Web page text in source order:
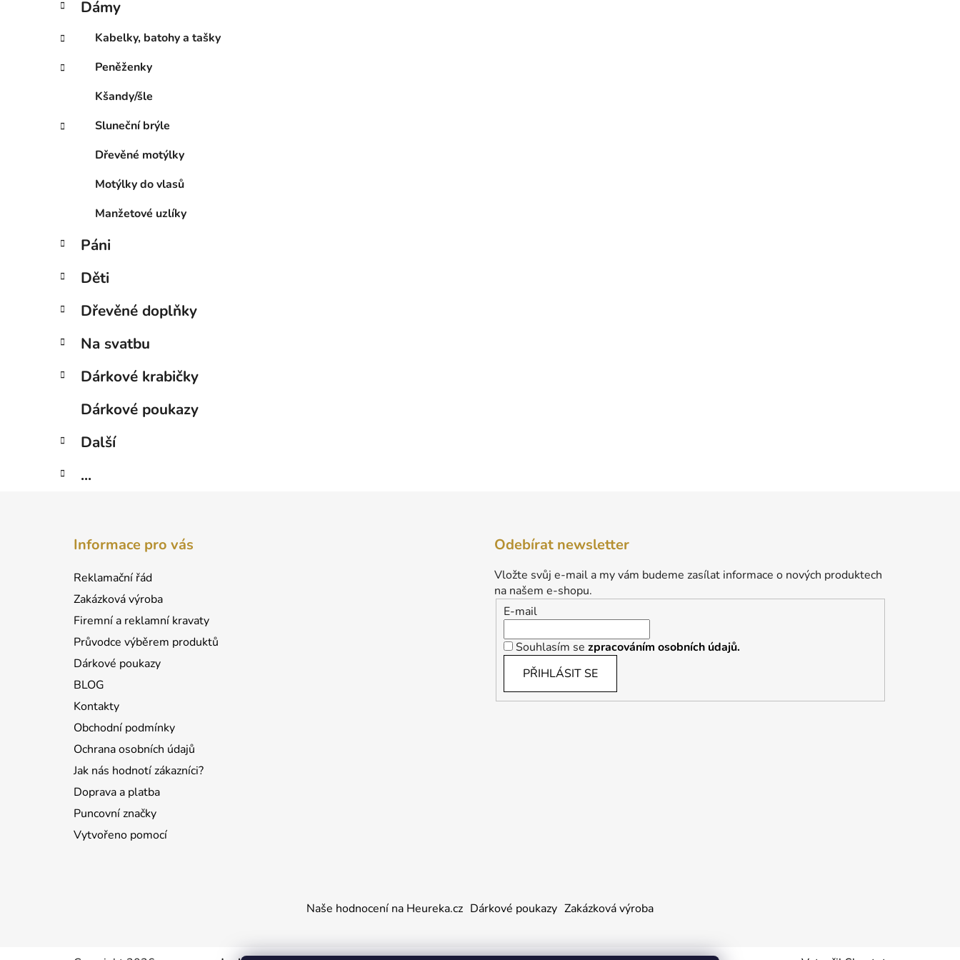
p
a
e
e
o
i
Dámy
Kabelky, batohy a tašky
Peněženky
Kšandy/šle
Sluneční brýle
Dřevěné motýlky
Motýlky do vlasů
Manžetové uzlíky
Páni
Děti
Dřevěné doplňky
Na svatbu
Dárkové krabičky
Dárkové poukazy
Další
...
Informace pro vás
Reklamační řád
Zakázková výroba
Firemní a reklamní kravaty
Průvodce výběrem produktů
Dárkové poukazy
BLOG
Kontakty
Obchodní podmínky
Ochrana osobních údajů
Jak nás hodnotí zákazníci?
Doprava a platba
Puncovní značky
Vytvořeno pomocí
Odebírat newsletter
Vložte svůj e-mail a my vám budeme zasílat informace o nových produktech
na našem e-shopu.
E-mail
Souhlasím se zpracováním osobních údajů.
PŘIHLÁSIT SE
Naše hodnocení na Heureka.cz Dárkové poukazy Zakázková výroba